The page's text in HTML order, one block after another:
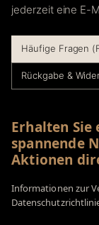
jederzeit eine E-
Häufige Fragen
Rückgabe &
Erhalten Sie
spannende
Aktionen
Informationen zur